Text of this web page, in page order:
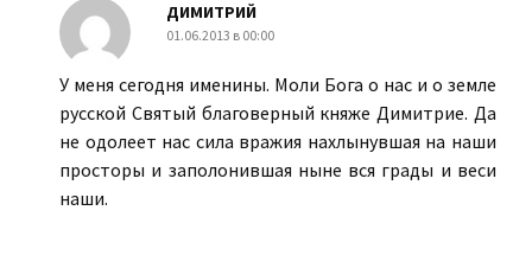
ДИМИТРИЙ
01.06.2013 в 00:00
У меня сегодня именины. Моли Бога о нас и о земле
русской Святый благоверный княже Димитрие. Да
не одолеет нас сила вражия нахлынувшая на наши
просторы и заполонившая ныне вся грады и веси
наши.